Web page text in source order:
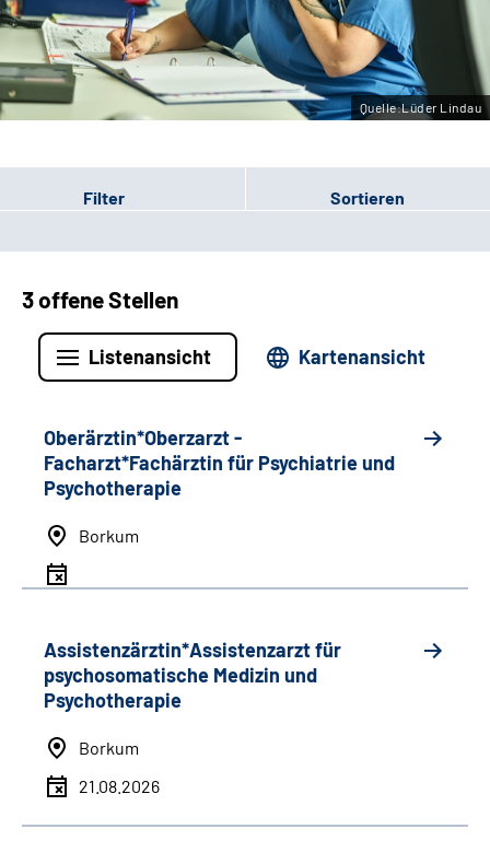
Leichte Sprache
Gebärdensprache
Quelle:Lüder Lindau
Filter Sortieren
3 offene Stellen
Listenansicht Kartenansicht
Oberärztin*Oberzarzt -
Facharzt*Fachärztin für Psychiatrie und
Psychotherapie
Borkum
Assistenzärztin*Assistenzarzt für
psychosomatische Medizin und
Psychotherapie
Borkum
21.08.2026